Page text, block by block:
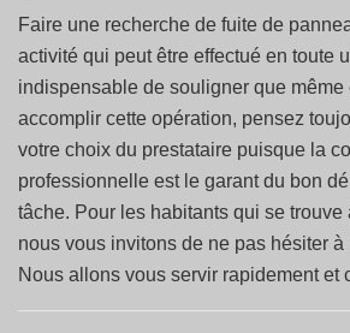
Faire une recherche de fuite de
activité qui peut être effectué en toute
indispensable de souligner que même
accomplir cette opération, pensez
votre choix du prestataire puisque la
professionnelle est le garant du bon
tâche. Pour les habitants qui se trouve
nous vous invitons de ne pas hésiter à
Nous allons vous servir rapidement et